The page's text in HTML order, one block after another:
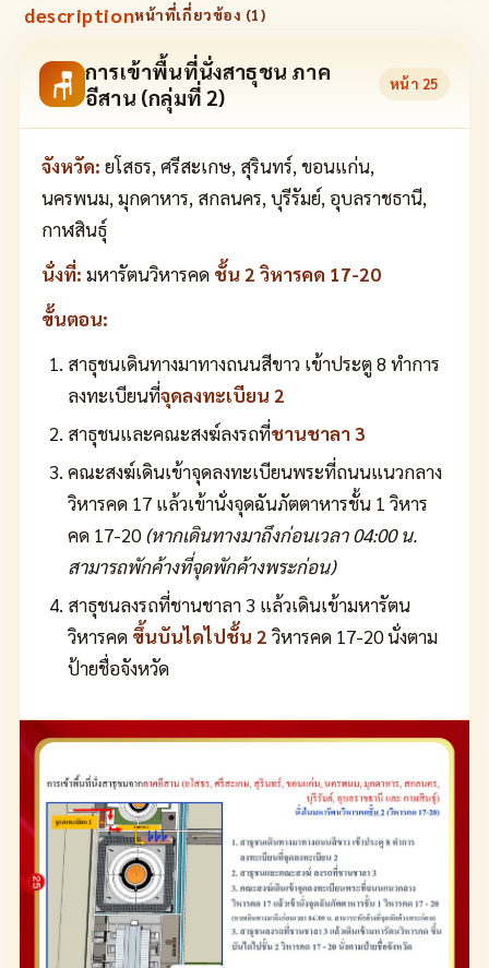
descriptionหน้าที่เกี่ยวข้อง (1)
🪑 การเข้าพื้นที่นั่งสาธุชน ภาค
อีสาน (กลุ่มที่ 2)
หน้า 25
จังหวัด: ยโสธร, ศรีสะเกษ, สุรินทร์, ขอนแก่น,
นครพนม, มุกดาหาร, สกลนคร, บุรีรัมย์, อุบลราชธานี,
กาฬสินธุ์
นั่งที่: มหารัตนวิหารคด ชั้น 2 วิหารคด 17-20
ขั้นตอน:
สาธุชนเดินทางมาทางถนนสีขาว เข้าประตู 8 ทำการ
ลงทะเบียนที่จุดลงทะเบียน 2
สาธุชนและคณะสงฆ์ลงรถที่ชานชาลา 3
คณะสงฆ์เดินเข้าจุดลงทะเบียนพระที่ถนนแนวกลาง
วิหารคด 17 แล้วเข้านั่งจุดฉันภัตตาหารชั้น 1 วิหาร
คด 17-20(หากเดินทางมาถึงก่อนเวลา 04:00 น.
สามารถพักค้างที่จุดพักค้างพระก่อน)
สาธุชนลงรถที่ชานชาลา 3 แล้วเดินเข้ามหารัตน
วิหารคด ขึ้นบันไดไปชั้น 2 วิหารคด 17-20 นั่งตาม
ป้ายชื่อจังหวัด